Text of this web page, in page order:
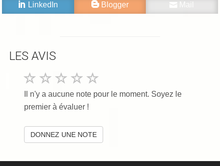
LinkedIn Blogger Mail
LES AVIS
Il n'y a aucune note pour le moment. Soyez le
premier à évaluer !
DONNEZ UNE NOTE